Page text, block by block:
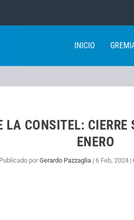
INICIO
LA CONSITEL:
ENERO
Publicado porGerardo Pazzaglia | 6 Feb, 2024 |